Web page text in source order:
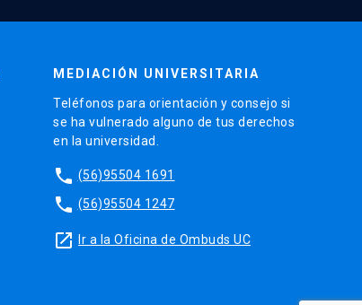
MEDIACIÓN UNIVERSITARIA
Teléfonos para orientación y consejo si
se ha vulnerado alguno de tus derechos
en la universidad.
phone (56)95504 1691
phone (56)95504 1247
launch Ir a la Oficina de Ombuds UC